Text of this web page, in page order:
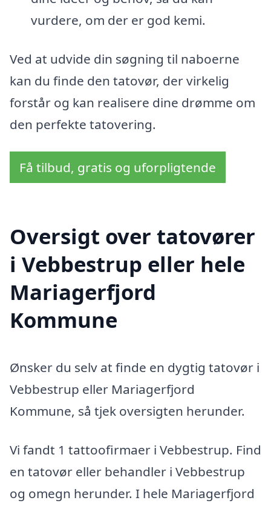
vurdere, om der er god kemi.
Ved at udvide din søgning til naboerne
kan du finde den tatovør, der virkelig
forstår og kan realisere dine drømme om
den perfekte tatovering.
Få tilbud, gratis og uforpligtende
Oversigt over tatovører
i Vebbestrup eller hele
Mariagerfjord
Kommune
Ønsker du selv at finde en dygtig tatovør i
Vebbestrup eller Mariagerfjord
Kommune, så tjek oversigten herunder.
Vi fandt 1 tattoofirmaer i Vebbestrup. Find
en tatovør eller behandler i Vebbestrup
og omegn herunder. I hele Mariagerfjord